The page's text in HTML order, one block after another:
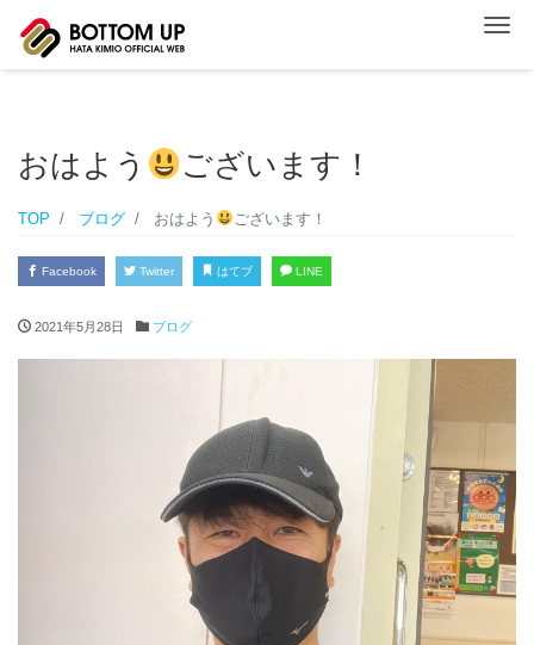
ナ
おはよう ございます！
TOP ブログ おはよう ございます！
Facebook Twitter はてブ LINE
2021年5月28日 ブログ